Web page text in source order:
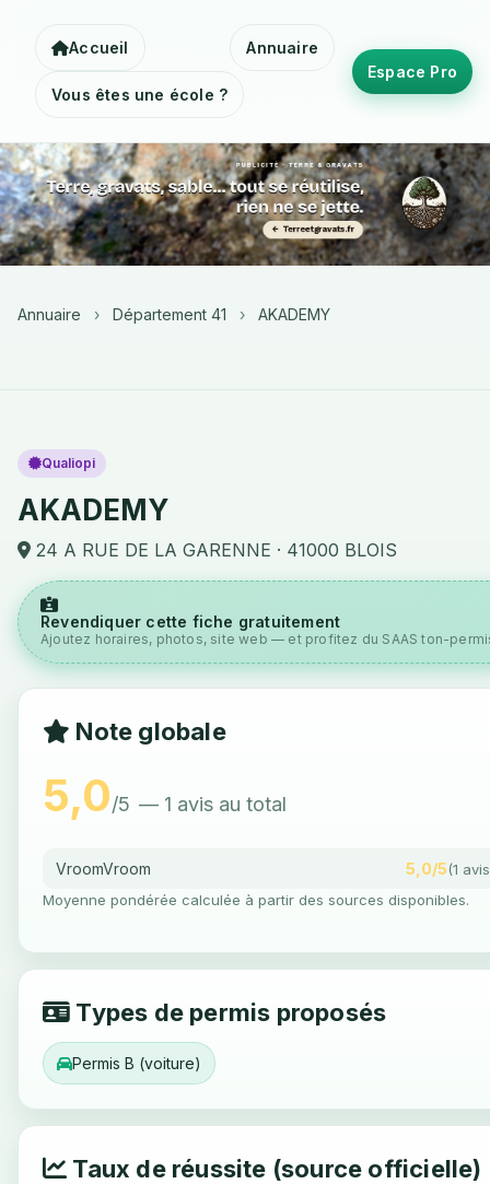
Accueil Annuaire
Vous êtes une école ?
Espace Pro
Annuaire › Département 41 › AKADEMY
Qualiopi
AKADEMY
24 A RUE DE LA GARENNE · 41000 BLOIS
Revendiquer cette fiche gratuitement
Ajoutez horaires, photos, site web — et profitez du SAAS ton-
Note globale
5,0/5 — 1 avis au total
VroomVroom 5,0/5(1
Moyenne pondérée calculée à partir des sources disponibles.
Types de permis proposés
Permis B (voiture)
Taux de réussite (source officielle)